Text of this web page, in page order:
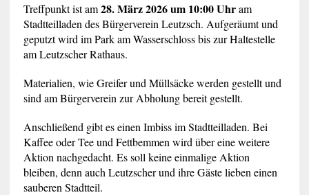
Treffpunkt ist am28. März 2026 um 10:00 Uhram
Stadtteilladen des Bürgerverein Leutzsch. Aufgeräumt und
geputzt wird im Park am Wasserschloss bis zur Haltestelle
am Leutzscher Rathaus.
Materialien, wie Greifer und Müllsäcke werden gestellt und
sind am Bürgerverein zur Abholung bereit gestellt.
Anschließend gibt es einen Imbiss im Stadtteilladen. Bei
Kaffee oder Tee und Fettbemmen wird über eine weitere
Aktion nachgedacht. Es soll keine einmalige Aktion
bleiben, denn auch Leutzscher und ihre Gäste lieben einen
sauberen Stadtteil.